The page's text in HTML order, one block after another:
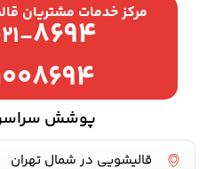
مرکز خدمات مشتریان
۸۶۹۴
پوشش
قالیشویی در شمال تهران